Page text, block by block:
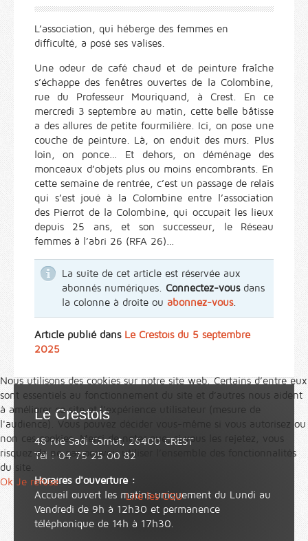
L’association, qui héberge des femmes en
difficulté, a posé ses valises.
Une odeur de café chaud et de peinture fraîche
s’échappe des fenêtres ouvertes de la Colombine,
rue du Professeur Mouriquand, à Crest. En ce
mercredi 3 septembre au matin, cette belle bâtisse
a des allures de petite fourmilière. Ici, on pose une
couche de peinture. Là, on enduit des murs. Plus
loin, on ponce… Et dehors, on déménage des
monceaux d’objets plus ou moins encombrants. En
cette semaine de rentrée, c’est un passage de relais
qui s’est joué à la Colombine entre l’association
des Pierrot de la Colombine, qui occupait les lieux
depuis 25 ans, et son successeur, le Réseau
femmes à l’abri 26 (RFA 26)…
La suite de cet article est réservée aux
abonnés numériques. Connectez-vousdans
la colonne à droite ou abonnez-vous.
Article publié dans Le Crestois du 5 septembre
2025
Le Crestois
48 rue Sadi Carnot, 26400 CREST
Tél : 04 75 25 00 82
Horaires d'ouverture :
Accueil ouvert les matins uniquement du Lundi au
Vendredi de 9h à 12h30 et permanence
téléphonique de 14h à 17h30.
Nous utilisons des cookies sur notre site web. Certains d’entre eux
sont essentiels au fonctionnement du site et d’autres nous aident
à améliorer ce site et l’expérience utilisateur (mesure de
l'audience). Vous pouvez décider vous-même si vous autorisez ou
non ces cookies. Merci de noter que, si vous les rejetez, vous
risquez de ne pas pouvoir utiliser l’ensemble des fonctionnalités
du site.
Ok Je refuse
Lire les CGU